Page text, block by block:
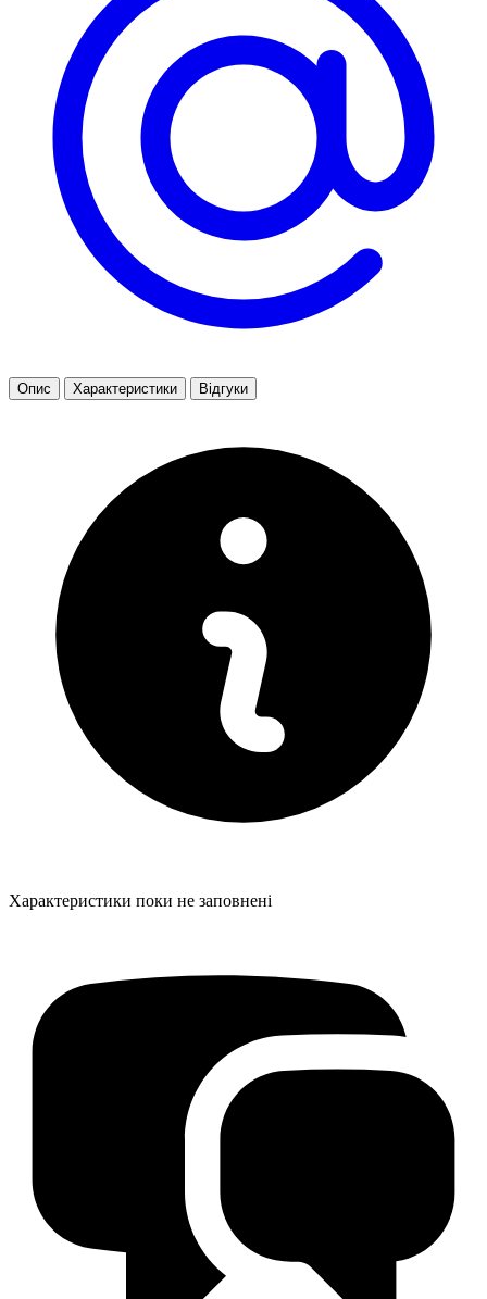
Опис Характеристики Відгуки
Характеристики поки не заповнені